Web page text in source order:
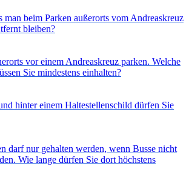
man beim Parken außerorts vom Andreaskreuz
bleiben?
vor einem Andreaskreuz parken. Welche
Sie mindestens einhalten?
hinter einem Haltestellenschild dürfen Sie
darf nur gehalten werden, wenn Busse nicht
Wie lange dürfen Sie dort höchstens